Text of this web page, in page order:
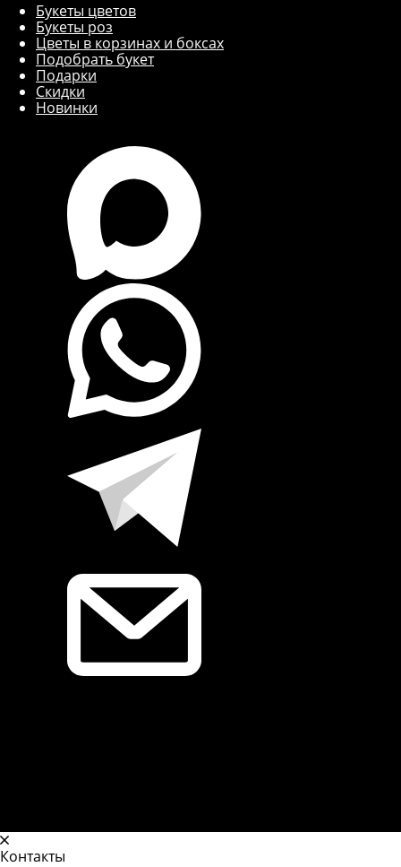
Букеты цветов
Букеты роз
Цветы в корзинах и боксах
Подобрать букет
Подарки
Скидки
Новинки
Контакты